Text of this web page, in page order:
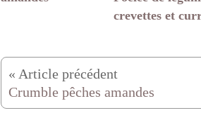
crevettes et
Crumble pêches amandes